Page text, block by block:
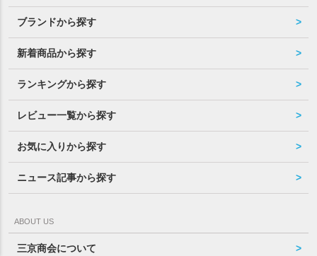
ブランドから探す
新着商品から探す
ランキングから探す
レビュー一覧から探す
お気に入りから探す
ニュース記事から探す
ABOUT US
三京商会について